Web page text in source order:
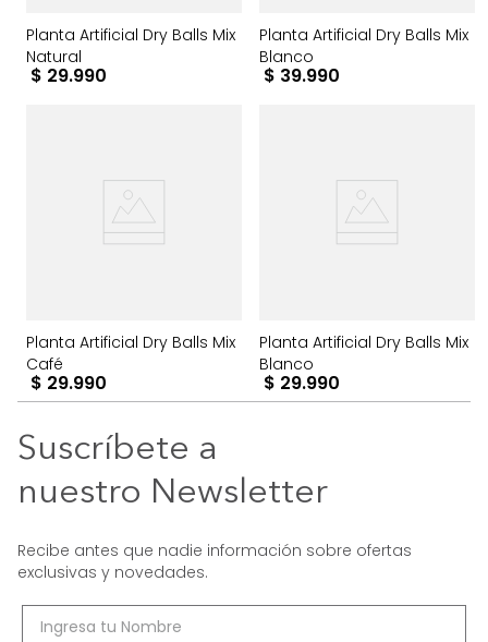
Planta Artificial Dry Balls Mix
Natural
$ 29.990
Planta Artificial Dry Balls Mix
Blanco
$ 39.990
Planta Artificial Dry Balls Mix
Café
$ 29.990
Planta Artificial Dry Balls Mix
Blanco
$ 29.990
Suscríbete a
nuestro Newsletter
Recibe antes que nadie información sobre ofertas
exclusivas y novedades.